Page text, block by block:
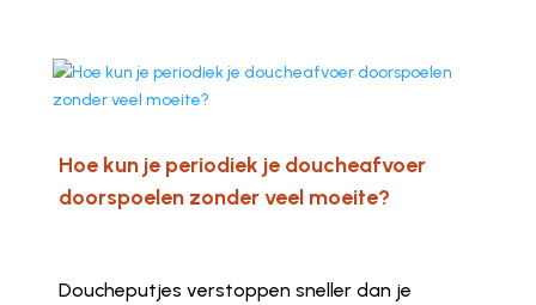
Hoe kun je periodiek je doucheafvoer
doorspoelen zonder veel moeite?
Doucheputjes verstoppen sneller dan je